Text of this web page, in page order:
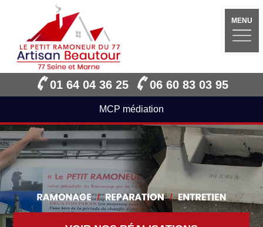
MENU
01 64 04 36 25 06 60 83 03 95
MCP médiation